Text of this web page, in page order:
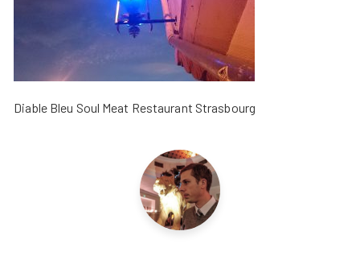
Diable Bleu Soul Meat Restaurant Strasbourg